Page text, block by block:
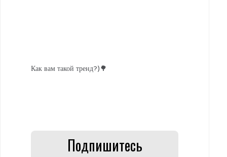
Как вам такой тренд?)🌳
Подпишитесь